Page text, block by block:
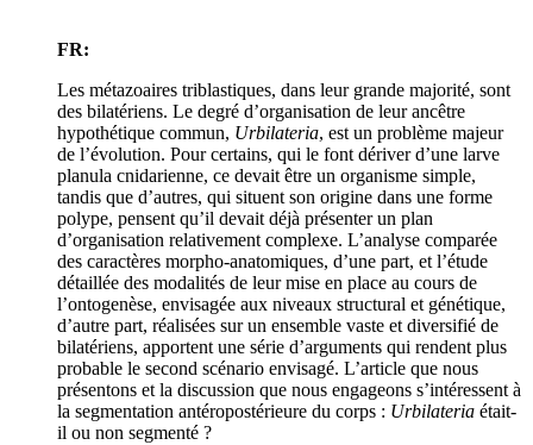
FR:
Les métazoaires triblastiques, dans leur grande majorité, sont
des bilatériens. Le degré d’organisation de leur ancêtre
hypothétique commun, Urbilateria, est un problème majeur
de l’évolution. Pour certains, qui le font dériver d’une larve
planula cnidarienne, ce devait être un organisme simple,
tandis que d’autres, qui situent son origine dans une forme
polype, pensent qu’il devait déjà présenter un plan
d’organisation relativement complexe. L’analyse comparée
des caractères morpho-anatomiques, d’une part, et l’étude
détaillée des modalités de leur mise en place au cours de
l’ontogenèse, envisagée aux niveaux structural et génétique,
d’autre part, réalisées sur un ensemble vaste et diversifié de
bilatériens, apportent une série d’arguments qui rendent plus
probable le second scénario envisagé. L’article que nous
présentons et la discussion que nous engageons s’intéressent à
la segmentation antéropostérieure du corps : Urbilateria était-
il ou non segmenté ?